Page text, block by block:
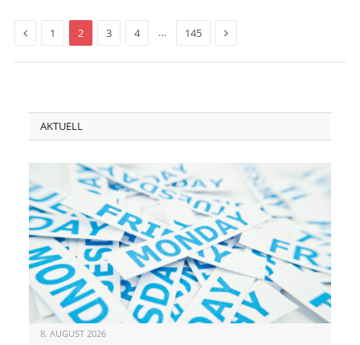
Previous
1 2 3 4 … 145 Next
AKTUELL
8. AUGUST 2026